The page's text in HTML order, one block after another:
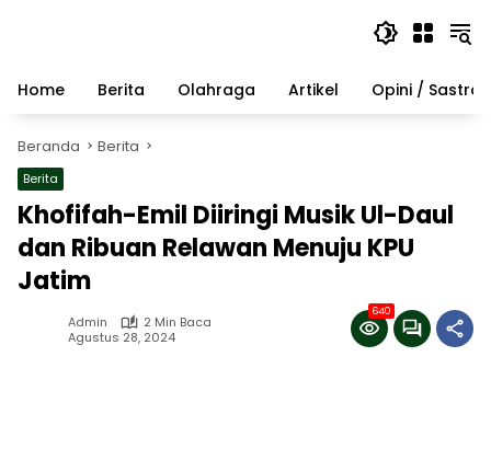
Home
Berita Olahraga Artikel Opini / Sastra
Beranda Berita
Berita
Khofifah-Emil Diiringi Musik Ul-Daul
dan Ribuan Relawan Menuju KPU
Jatim
Admin
2 Min Baca
Agustus 28, 2024
640